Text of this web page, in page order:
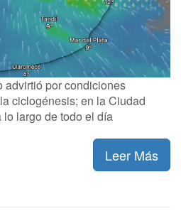
advirtió por condiciones
ciclogénesis; en la Ciudad
lo largo de todo el día
Leer Más